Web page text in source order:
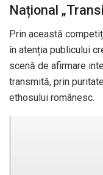
Național
Prin această
în atenția publicului
scenă de afirmare
transmită, prin
ethosului românesc.